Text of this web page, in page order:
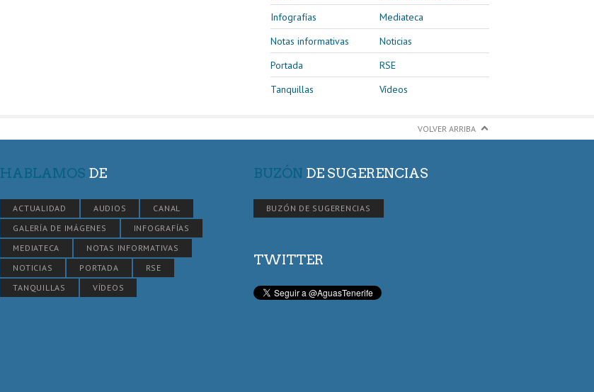
Infografías
Mediateca
Notas informativas
Noticias
Portada
RSE
Tanquillas
Vídeos
VOLVER ARRIBA
HABLAMOS DE
ACTUALIDAD AUDIOS
CANAL
GALERÍA DE IMÁGENES
INFOGRAFÍAS
MEDIATECA
NOTAS INFORMATIVAS
NOTICIAS
PORTADA
RSE
TANQUILLAS
VÍDEOS
BUZÓN DE SUGERENCIAS
BUZÓN DE SUGERENCIAS
TWITTER